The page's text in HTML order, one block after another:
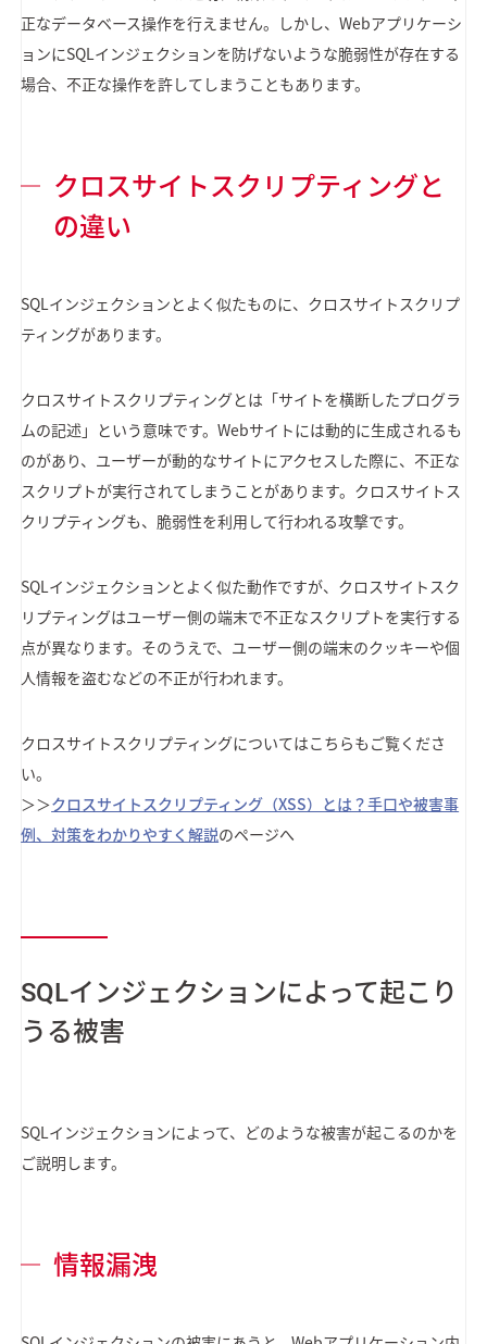
正なデータベース操作を行えません。しかし、Webアプリケーシ
ョンにSQLインジェクションを防げないような脆弱性が存在する
場合、不正な操作を許してしまうこともあります。
クロスサイトスクリプティングと
の違い
SQLインジェクションとよく似たものに、クロスサイトスクリプ
ティングがあります。
クロスサイトスクリプティングとは「サイトを横断したプログラ
ムの記述」という意味です。Webサイトには動的に生成されるも
のがあり、ユーザーが動的なサイトにアクセスした際に、不正な
スクリプトが実行されてしまうことがあります。クロスサイトス
クリプティングも、脆弱性を利用して行われる攻撃です。
SQLインジェクションとよく似た動作ですが、クロスサイトスク
リプティングはユーザー側の端末で不正なスクリプトを実行する
点が異なります。そのうえで、ユーザー側の端末のクッキーや個
人情報を盗むなどの不正が行われます。
クロスサイトスクリプティングについてはこちらもご覧くださ
い。
＞＞クロスサイトスクリプティング（XSS）とは？手口や被害事
例、対策をわかりやすく解説のページへ
SQLインジェクションによって起こり
うる被害
SQLインジェクションによって、どのような被害が起こるのかを
ご説明します。
情報漏洩